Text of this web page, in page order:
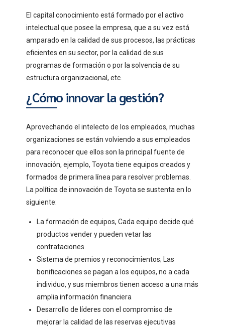
El capital conocimiento está formado por el activo
intelectual que posee la empresa, que a su vez está
amparado en la calidad de sus procesos, las prácticas
eficientes en su sector, por la calidad de sus
programas de formación o por la solvencia de su
estructura organizacional, etc.
¿Cómo innovar la gestión?
Aprovechando el intelecto de los empleados, muchas
organizaciones se están volviendo a sus empleados
para reconocer que ellos son la principal fuente de
innovación, ejemplo, Toyota tiene equipos creados y
formados de primera línea para resolver problemas.
La política de innovación de Toyota se sustenta en lo
siguiente:
La formación de equipos, Cada equipo decide qué
productos vender y pueden vetar las
contrataciones.
Sistema de premios y reconocimientos; Las
bonificaciones se pagan a los equipos, no a cada
individuo, y sus miembros tienen acceso a una más
amplia información financiera
Desarrollo de líderes con el compromiso de
mejorar la calidad de las reservas ejecutivas